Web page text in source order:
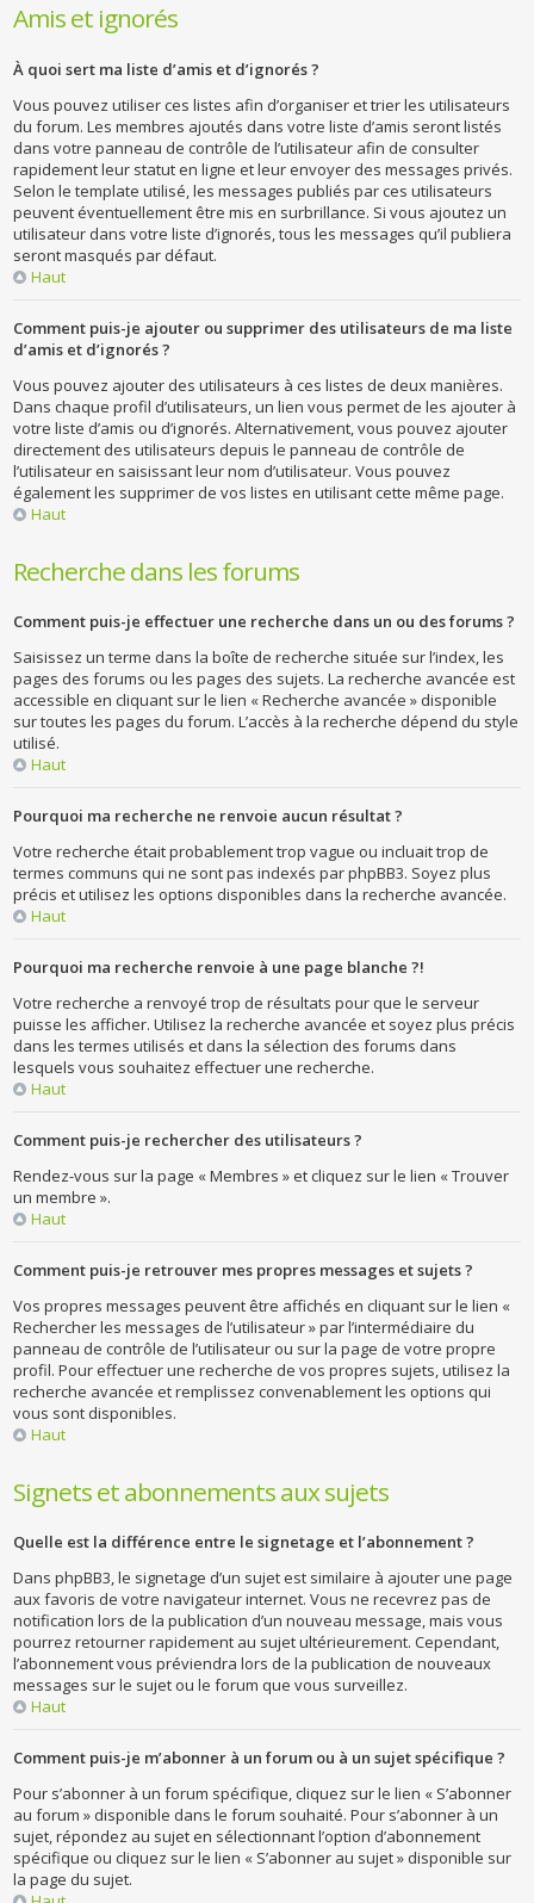
Amis et ignorés
À quoi sert ma liste d’amis et d’ignorés ?
Vous pouvez utiliser ces listes afin d’organiser et trier les utilisateurs
du forum. Les membres ajoutés dans votre liste d’amis seront listés
dans votre panneau de contrôle de l’utilisateur afin de consulter
rapidement leur statut en ligne et leur envoyer des messages privés.
Selon le template utilisé, les messages publiés par ces utilisateurs
peuvent éventuellement être mis en surbrillance. Si vous ajoutez un
utilisateur dans votre liste d’ignorés, tous les messages qu’il publiera
seront masqués par défaut.
Haut
Comment puis-je ajouter ou supprimer des utilisateurs de ma liste
d’amis et d’ignorés ?
Vous pouvez ajouter des utilisateurs à ces listes de deux manières.
Dans chaque profil d’utilisateurs, un lien vous permet de les ajouter à
votre liste d’amis ou d’ignorés. Alternativement, vous pouvez ajouter
directement des utilisateurs depuis le panneau de contrôle de
l’utilisateur en saisissant leur nom d’utilisateur. Vous pouvez
également les supprimer de vos listes en utilisant cette même page.
Haut
Recherche dans les forums
Comment puis-je effectuer une recherche dans un ou des forums ?
Saisissez un terme dans la boîte de recherche située sur l’index, les
pages des forums ou les pages des sujets. La recherche avancée est
accessible en cliquant sur le lien « Recherche avancée » disponible
sur toutes les pages du forum. L’accès à la recherche dépend du style
utilisé.
Haut
Pourquoi ma recherche ne renvoie aucun résultat ?
Votre recherche était probablement trop vague ou incluait trop de
termes communs qui ne sont pas indexés par phpBB3. Soyez plus
précis et utilisez les options disponibles dans la recherche avancée.
Haut
Pourquoi ma recherche renvoie à une page blanche ?!
Votre recherche a renvoyé trop de résultats pour que le serveur
puisse les afficher. Utilisez la recherche avancée et soyez plus précis
dans les termes utilisés et dans la sélection des forums dans
lesquels vous souhaitez effectuer une recherche.
Haut
Comment puis-je rechercher des utilisateurs ?
Rendez-vous sur la page « Membres » et cliquez sur le lien « Trouver
un membre ».
Haut
Comment puis-je retrouver mes propres messages et sujets ?
Vos propres messages peuvent être affichés en cliquant sur le lien «
Rechercher les messages de l’utilisateur » par l’intermédiaire du
panneau de contrôle de l’utilisateur ou sur la page de votre propre
profil. Pour effectuer une recherche de vos propres sujets, utilisez la
recherche avancée et remplissez convenablement les options qui
vous sont disponibles.
Haut
Signets et abonnements aux sujets
Quelle est la différence entre le signetage et l’abonnement ?
Dans phpBB3, le signetage d’un sujet est similaire à ajouter une page
aux favoris de votre navigateur internet. Vous ne recevrez pas de
notification lors de la publication d’un nouveau message, mais vous
pourrez retourner rapidement au sujet ultérieurement. Cependant,
l’abonnement vous préviendra lors de la publication de nouveaux
messages sur le sujet ou le forum que vous surveillez.
Haut
Comment puis-je m’abonner à un forum ou à un sujet spécifique ?
Pour s’abonner à un forum spécifique, cliquez sur le lien « S’abonner
au forum » disponible dans le forum souhaité. Pour s’abonner à un
sujet, répondez au sujet en sélectionnant l’option d’abonnement
spécifique ou cliquez sur le lien « S’abonner au sujet » disponible sur
la page du sujet.